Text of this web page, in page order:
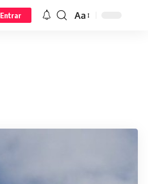
Entrar Aa